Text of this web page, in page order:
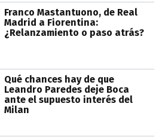
Franco Mastantuono, de Real
Madrid a Fiorentina:
¿Relanzamiento o paso atrás?
Qué chances hay de que
Leandro Paredes deje Boca
ante el supuesto interés del
Milan